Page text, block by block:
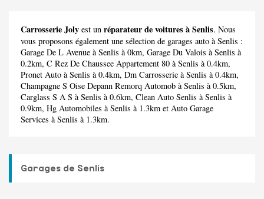
Carrosserie Joly est un réparateur de voitures à Senlis. Nous
vous proposons également une sélection de garages auto à Senlis :
Garage De L Avenue à Senlis à 0km, Garage Du Valois à Senlis à
0.2km, C Rez De Chaussee Appartement 80 à Senlis à 0.4km,
Pronet Auto à Senlis à 0.4km, Dm Carrosserie à Senlis à 0.4km,
Champagne S Oise Depann Remorq Automob à Senlis à 0.5km,
Carglass S A S à Senlis à 0.6km, Clean Auto Senlis à Senlis à
0.9km, Hg Automobiles à Senlis à 1.3km et Auto Garage
Services à Senlis à 1.3km.
Garages de Senlis